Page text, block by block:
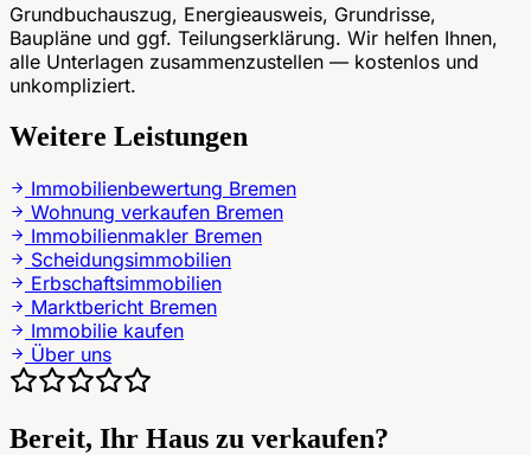
Grundbuchauszug, Energieausweis, Grundrisse,
Baupläne und ggf. Teilungserklärung. Wir helfen Ihnen,
alle Unterlagen zusammenzustellen — kostenlos und
unkompliziert.
Weitere Leistungen
Immobilienbewertung Bremen
Wohnung verkaufen Bremen
Immobilienmakler Bremen
Scheidungsimmobilien
Erbschaftsimmobilien
Marktbericht Bremen
Immobilie kaufen
Über uns
Bereit, Ihr Haus zu verkaufen?